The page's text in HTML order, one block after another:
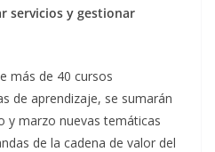
servicios y gestionar
más de 40 cursos
de aprendizaje, se sumarán
y marzo nuevas temáticas
de la cadena de valor del